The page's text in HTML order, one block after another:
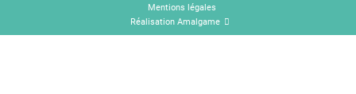
Mentions légales
Réalisation Amalgame